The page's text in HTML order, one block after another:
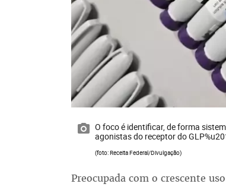
O foco é identificar, de forma
agonistas do receptor do
(foto: Receita Federal/Divulgação)
Preocupada com o crescente